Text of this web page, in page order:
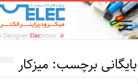
بایگانی برچسب: میزکار